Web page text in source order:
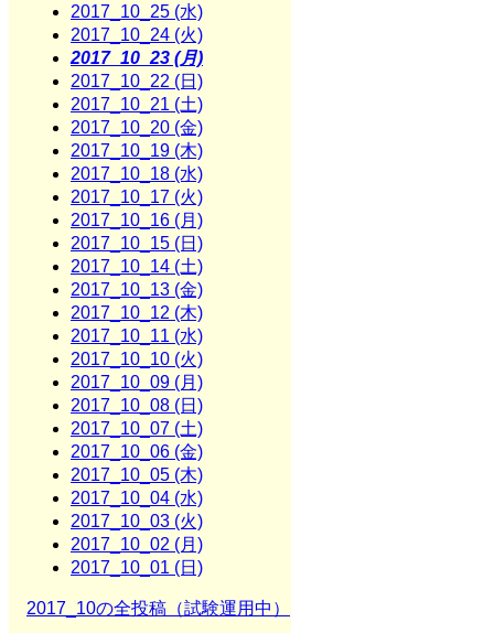
2017_10_25 (水)
2017_10_24 (火)
2017_10_23 (月)
2017_10_22 (日)
2017_10_21 (土)
2017_10_20 (金)
2017_10_19 (木)
2017_10_18 (水)
2017_10_17 (火)
2017_10_16 (月)
2017_10_15 (日)
2017_10_14 (土)
2017_10_13 (金)
2017_10_12 (木)
2017_10_11 (水)
2017_10_10 (火)
2017_10_09 (月)
2017_10_08 (日)
2017_10_07 (土)
2017_10_06 (金)
2017_10_05 (木)
2017_10_04 (水)
2017_10_03 (火)
2017_10_02 (月)
2017_10_01 (日)
2017_10の全投稿（試験運用中）